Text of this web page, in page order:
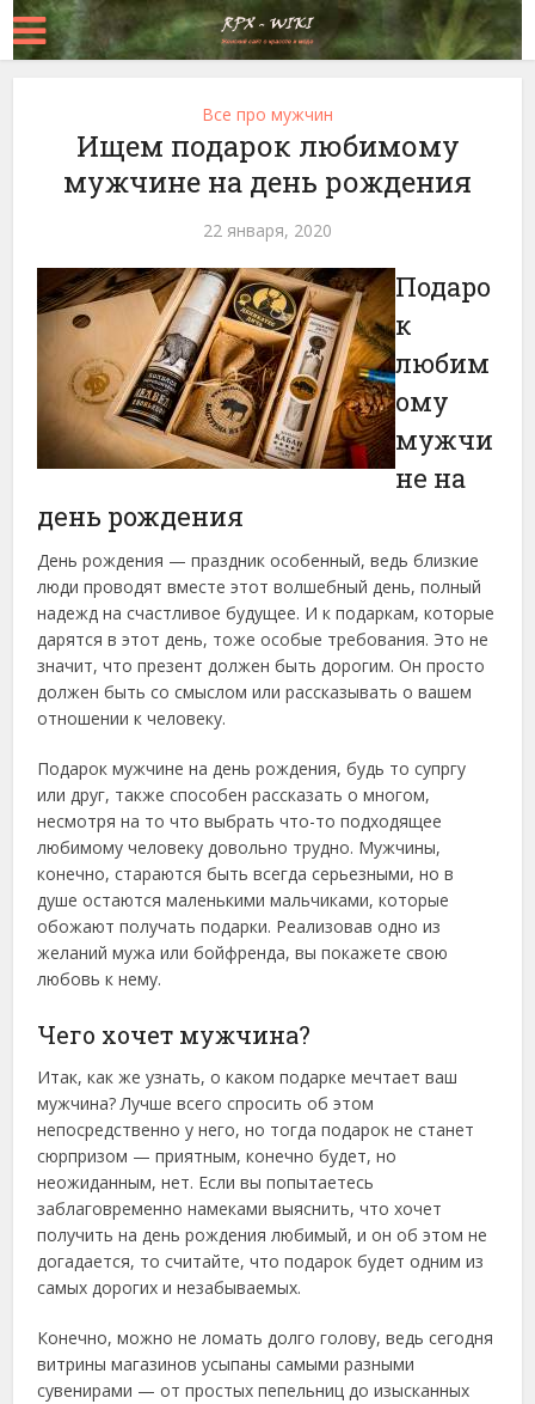
Все про мужчин
Ищем подарок любимому
мужчине на день рождения
22 января, 2020
Подаро
к
любим
ому
мужчи
не на
день рождения
День рождения — праздник особенный, ведь близкие
люди проводят вместе этот волшебный день, полный
надежд на счастливое будущее. И к подаркам, которые
дарятся в этот день, тоже особые требования. Это не
значит, что презент должен быть дорогим. Он просто
должен быть со смыслом или рассказывать о вашем
отношении к человеку.
Подарок мужчине на день рождения, будь то супргу
или друг, также способен рассказать о многом,
несмотря на то что выбрать что-то подходящее
любимому человеку довольно трудно. Мужчины,
конечно, стараются быть всегда серьезными, но в
душе остаются маленькими мальчиками, которые
обожают получать подарки. Реализовав одно из
желаний мужа или бойфренда, вы покажете свою
любовь к нему.
Чего хочет мужчина?
Итак, как же узнать, о каком подарке мечтает ваш
мужчина? Лучше всего спросить об этом
непосредственно у него, но тогда подарок не станет
сюрпризом — приятным, конечно будет, но
неожиданным, нет. Если вы попытаетесь
заблаговременно намеками выяснить, что хочет
получить на день рождения любимый, и он об этом не
догадается, то считайте, что подарок будет одним из
самых дорогих и незабываемых.
Конечно, можно не ломать долго голову, ведь сегодня
витрины магазинов усыпаны самыми разными
сувенирами — от простых пепельниц до изысканных